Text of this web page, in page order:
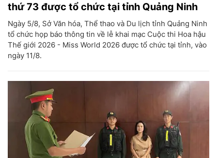
thứ 73 được tổ chức tại tỉnh Quảng Ninh
Ngày 5/8, Sở Văn hóa, Thể thao và Du lịch tỉnh Quảng Ninh
tổ chức họp báo thông tin về lễ khai mạc Cuộc thi Hoa hậu
Thế giới 2026 - Miss World 2026 được tổ chức tại tỉnh, vào
ngày 11/8.